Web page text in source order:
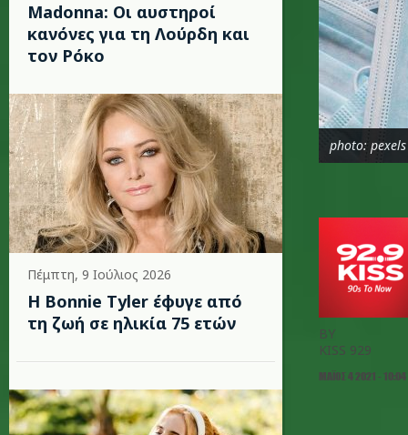
Madonna: Οι αυστηροί
κανόνες για τη Λούρδη και
τον Ρόκο
Πέμπτη, 9 Ιούλιος 2026
Η Bonnie Tyler έφυγε από
τη ζωή σε ηλικία 75 ετών
photo: pexels
BY
KISS 929
ΜΆΙΟΣ 4 2021 - 10:04